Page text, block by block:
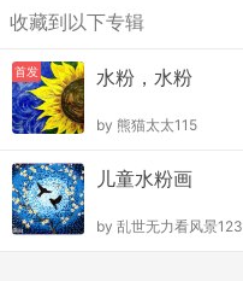
收藏到以下专辑
首发 水粉，水粉
by 熊猫太太115
儿童水粉画
by 乱世无力看风景123